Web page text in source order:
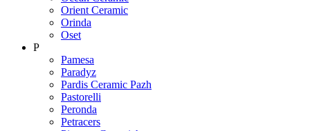
Orient Ceramic
Orinda
Oset
P
Pamesa
Paradyz
Pardis Ceramic Pazh
Pastorelli
Peronda
Petracers